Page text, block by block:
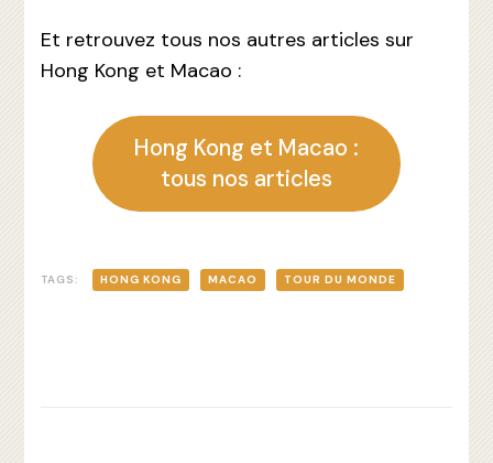
Et retrouvez tous nos autres articles sur
Hong Kong et Macao :
Hong Kong et Macao :
tous nos articles
TAGS: HONG KONG MACAO TOUR DU MONDE